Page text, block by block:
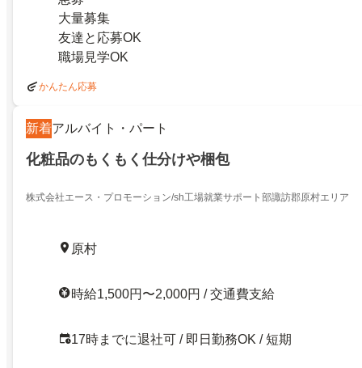
大量募集
友達と応募OK
職場見学OK
かんたん応募
新着アルバイト・パート
化粧品のもくもく仕分けや梱包
株式会社エース・プロモーション/sh工場就業サポート部諏訪郡原村エリア
原村
時給1,500円〜2,000円 / 交通費支給
17時までに退社可 / 即日勤務OK / 短期